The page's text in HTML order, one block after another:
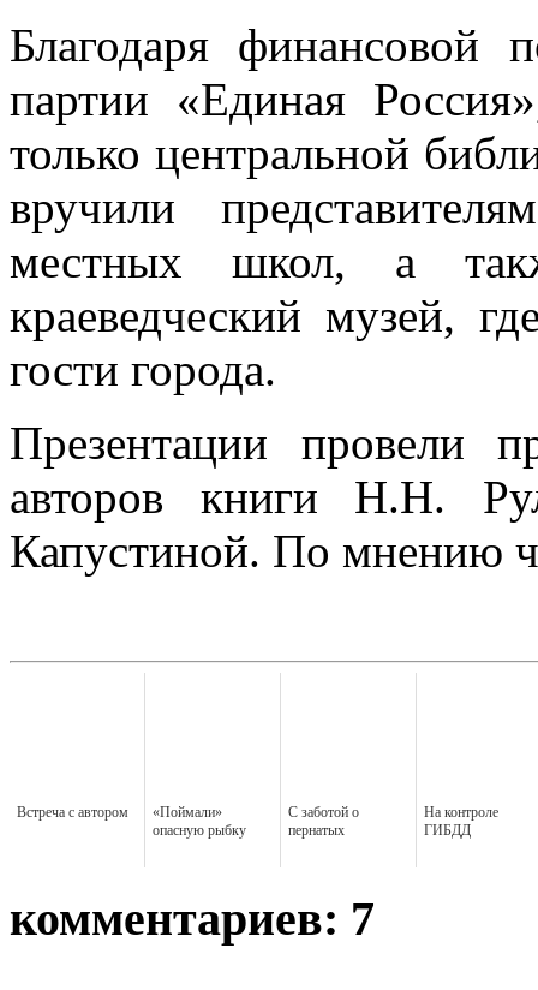
Благодаря финансовой
партии «Единая
только центральной
вручили
местных школ, а
краеведческий музей,
гости города.
Презентации провели
авторов книги Н.Н.
Капустиной. По мнению
Встреча с автором
«Поймали»
опасную рыбку
С заботой о
пернатых
На контроле
ГИБДД
комментариев: 7